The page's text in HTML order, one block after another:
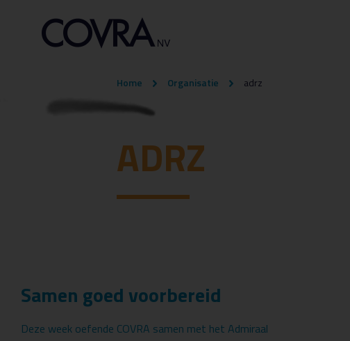
Home Organisatie adrz
ADRZ
Samen goed voorbereid
Deze week oefende COVRA samen met het Admiraal